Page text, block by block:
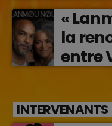
«
la
entre
INTERVENANTS